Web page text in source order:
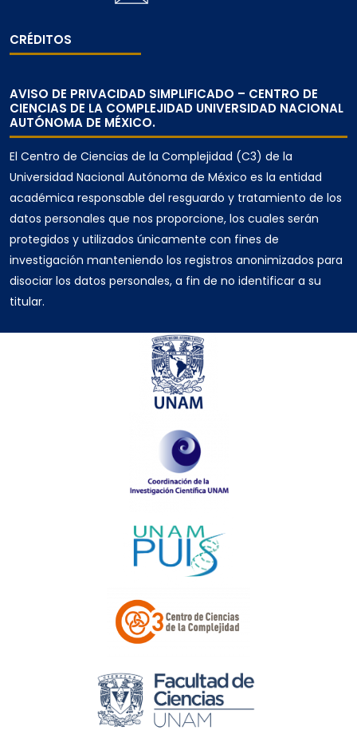
CRÉDITOS
AVISO DE PRIVACIDAD SIMPLIFICADO – CENTRO DE
CIENCIAS DE LA COMPLEJIDAD UNIVERSIDAD NACIONAL
AUTÓNOMA DE MÉXICO.
El Centro de Ciencias de la Complejidad (C3) de la
Universidad Nacional Autónoma de México es la entidad
académica responsable del resguardo y tratamiento de los
datos personales que nos proporcione, los cuales serán
protegidos y utilizados únicamente con fines de
investigación manteniendo los registros anonimizados para
disociar los datos personales, a fin de no identificar a su
titular.